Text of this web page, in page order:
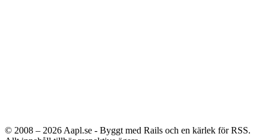
© 2008 – 2026 Aapl.se - Byggt med Rails och en kärlek för RSS.